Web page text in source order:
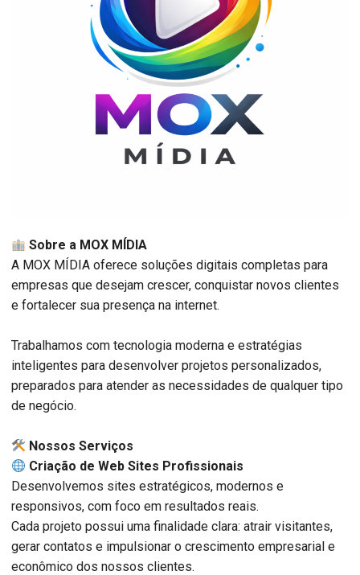
Sobre a MOX MÍDIA
A MOX MÍDIA oferece soluções digitais completas para
empresas que desejam crescer, conquistar novos clientes
e fortalecer sua presença na internet.
Trabalhamos com tecnologia moderna e estratégias
inteligentes para desenvolver projetos personalizados,
preparados para atender as necessidades de qualquer tipo
de negócio.
️ Nossos Serviços
Criação de Web Sites Profissionais
Desenvolvemos sites estratégicos, modernos e
responsivos, com foco em resultados reais.
Cada projeto possui uma finalidade clara: atrair visitantes,
gerar contatos e impulsionar o crescimento empresarial e
econômico dos nossos clientes.